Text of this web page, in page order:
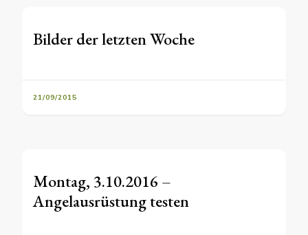
Bilder der letzten Woche
21/09/2015
Montag, 3.10.2016 –
Angelausrüstung testen